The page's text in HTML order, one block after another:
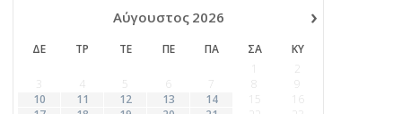
›
Αύγουστος 2026
ΔΕ ΤΡ ΤΕ ΠΕ ΠΑ ΣΑ
ΚΥ
1
2
3
4 5 7 8
10
11 12 13 14 15
16